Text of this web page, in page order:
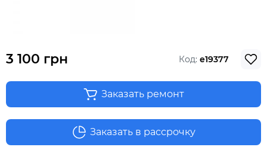
3 100 грн Код: e19377
Заказать ремонт
Заказать в рассрочку